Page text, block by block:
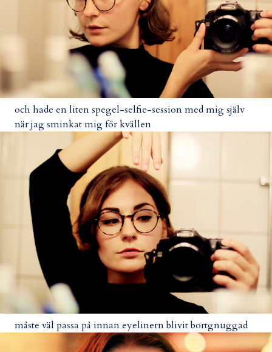
och hade en liten spegel-selfie-session med mig själv
när jag sminkat mig för kvällen
måste väl passa på innan eyelinern blivit bortgnuggad